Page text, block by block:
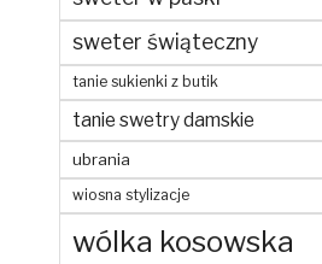
sweter świąteczny
tanie sukienki z butik
tanie swetry damskie
ubrania
wiosna stylizacje
wólka kosowska